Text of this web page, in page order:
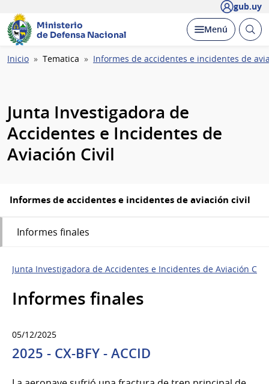
gub.uy
Ministerio
de Defensa Nacional
Desplegar
Menú Abrir
Ruta
Inicio Tematica Informes de accidentes e incidentes de
Junta Investigadora de
Accidentes e Incidentes de
Aviación Civil
Informes de accidentes e incidentes de aviación civil
Informes finales
Junta Investigadora de Accidentes e Incidentes de Aviación Civil
Informes finales
05/12/2025
2025 - CX-BFY - ACCID